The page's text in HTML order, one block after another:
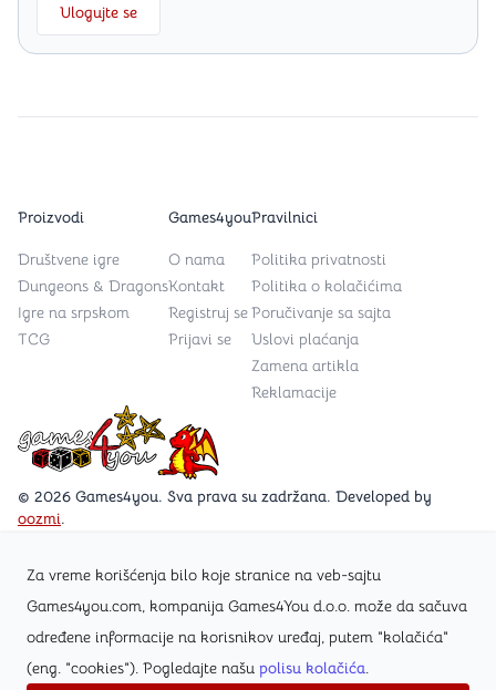
Za vreme korišćenja bilo koje stranice na veb-sajtu
Games4you.com, kompanija Games4You d.o.o. može da sačuva
određene informacije na korisnikov uređaj, putem "kolačića"
(eng. "cookies"). Pogledajte našu polisu kolačića.
Ulogujte se
Games4you logo
© 2026 Games4you. Sva prava su zadržana. Developed by
oozmi.
Posetite Facebook stranicu /Games4you.rs
Zapratite Instagram profil @games4yours
Proizvodi
Društvene igre
Dungeons & Dragons
Igre na srpskom
TCG
Games4you
O nama
Kontakt
Registruj se
Prijavi se
Pravilnici
Politika privatnosti
Politika o kolačićima
Poručivanje sa sajta
Uslovi plaćanja
Zamena artikla
Reklamacije